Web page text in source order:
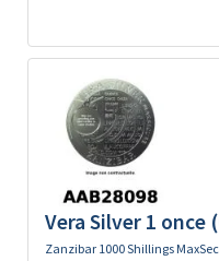
Vera Silver 1 once
Zanzibar 1000 Shillings